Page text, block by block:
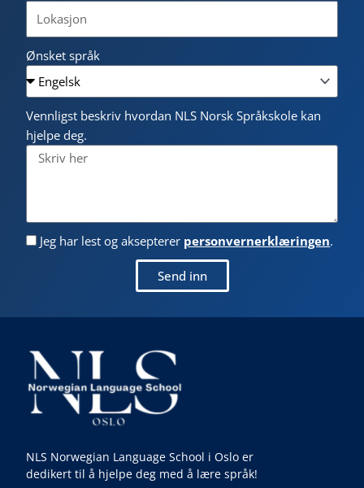
Ønsket språk
Vennligst beskriv hvordan NLS Norsk Språkskole kan
hjelpe deg.
Jeg har lest og aksepterer personvernerklæringen.
Send inn
NLS Norwegian Language School i Oslo er
dedikert til å hjelpe deg med å lære språk!